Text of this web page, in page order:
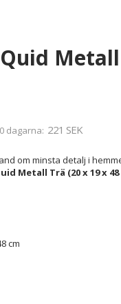
dagarna 221 SEK
om minsta detalj i
Metall Trä (20 x 19 x 48
cm